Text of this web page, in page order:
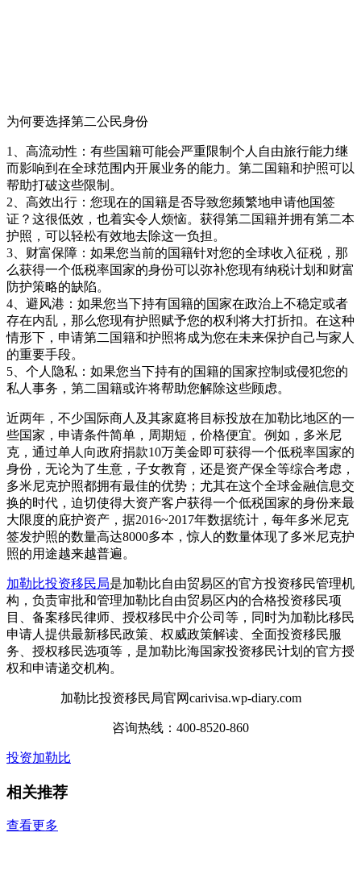
为何要选择第二公民身份
1、高流动性：有些国籍可能会严重限制个人自由旅行能力继
而影响到在全球范围内开展业务的能力。第二国籍和护照可以
帮助打破这些限制。
2、高效出行：您现在的国籍是否导致您频繁地申请他国签
证？这很低效，也着实令人烦恼。获得第二国籍并拥有第二本
护照，可以轻松有效地去除这一负担。
3、财富保障：如果您当前的国籍针对您的全球收入征税，那
么获得一个低税率国家的身份可以弥补您现有纳税计划和财富
防护策略的缺陷。
4、避风港：如果您当下持有国籍的国家在政治上不稳定或者
存在内乱，那么您现有护照赋予您的权利将大打折扣。在这种
情形下，申请第二国籍和护照将成为您在未来保护自己与家人
的重要手段。
5、个人隐私：如果您当下持有的国籍的国家控制或侵犯您的
私人事务，第二国籍或许将帮助您解除这些顾虑。
近两年，不少国际商人及其家庭将目标投放在加勒比地区的一
些国家，申请条件简单，周期短，价格便宜。例如，多米尼
克，通过单人向政府捐款10万美金即可获得一个低税率国家的
身份，无论为了生意，子女教育，还是资产保全等综合考虑，
多米尼克护照都拥有最佳的优势；尤其在这个全球金融信息交
换的时代，迫切使得大资产客户获得一个低税国家的身份来最
大限度的庇护资产，据2016~2017年数据统计，每年多米尼克
签发护照的数量高达8000多本，惊人的数量体现了多米尼克护
照的用途越来越普遍。
加勒比投资移民局是加勒比自由贸易区的官方投资移民管理机
构，负责审批和管理加勒比自由贸易区内的合格投资移民项
目、备案移民律师、授权移民中介公司等，同时为加勒比移民
申请人提供最新移民政策、权威政策解读、全面投资移民服
务、授权移民选项等，是加勒比海国家投资移民计划的官方授
权和申请递交机构。
加勒比投资移民局官网carivisa.wp-diary.com
咨询热线：400-8520-860
投资加勒比
相关推荐
查看更多